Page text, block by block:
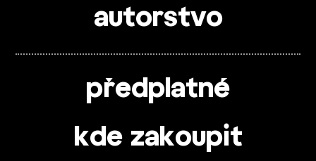
autorstvo
předplatné
kde zakoupit